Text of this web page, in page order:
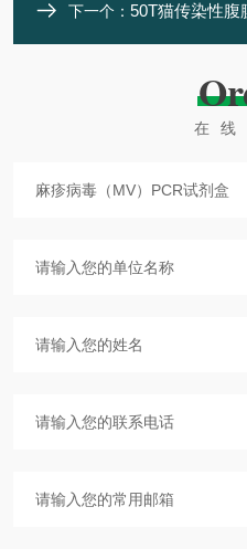
下一个： 50T猫传染性腹
在线